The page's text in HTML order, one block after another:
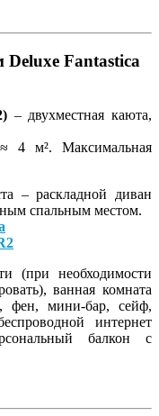
Fantastica
– двухместная каюта,
4 м². Максимальная
– раскладной диван
спальным местом.
(при необходимости
ванная комната
фен, мини-бар, сейф,
интернет
балкон с